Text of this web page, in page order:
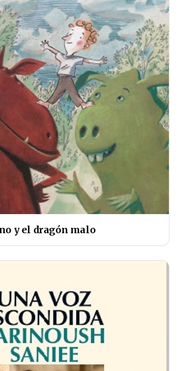
y el dragón malo